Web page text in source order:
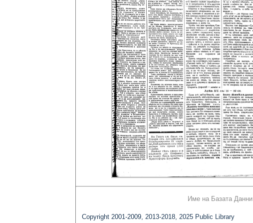
Име на Базата Данни
Copyright 2001-2009, 2013-2018, 2025 Public Library